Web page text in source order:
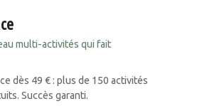
multi-activités qui fait
dès 49 € : plus de 150 activités
Succès garanti.